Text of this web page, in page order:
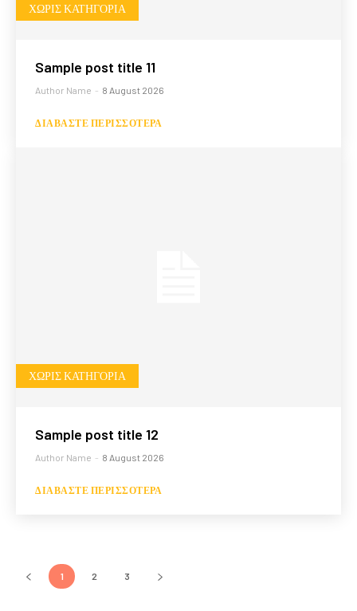
ΧΩΡΊΣ ΚΑΤΗΓΟΡΊΑ
Sample post title 11
Author Name - 8 August 2026
ΔΙΑΒΆΣΤΕ ΠΕΡΙΣΣΌΤΕΡΑ
ΧΩΡΊΣ ΚΑΤΗΓΟΡΊΑ
Sample post title 12
Author Name - 8 August 2026
ΔΙΑΒΆΣΤΕ ΠΕΡΙΣΣΌΤΕΡΑ
1 2 3